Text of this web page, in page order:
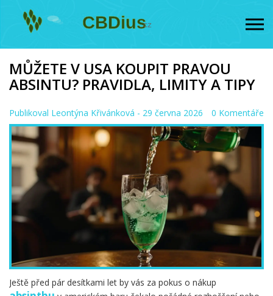
MŮŽETE V USA KOUPIT PRAVOU
ABSINTU? PRAVIDLA, LIMITY A TIPY
Publikoval Leontýna Křivánková - 29 června 2026 0 Komentáře
Ještě před pár desítkami let by vás za pokus o nákup